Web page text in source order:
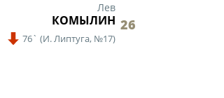
26
Лев
КОМЫЛИН
76` (И. Липтуга, №17)